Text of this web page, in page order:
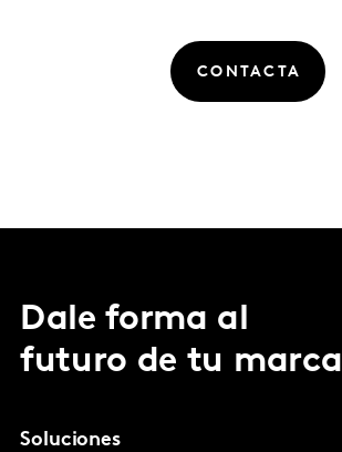
CONTACTA
Dale forma al
futuro de tu marca
Soluciones